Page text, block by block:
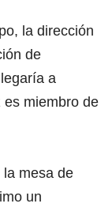
la dirección
de
a
es miembro de
mesa de
un